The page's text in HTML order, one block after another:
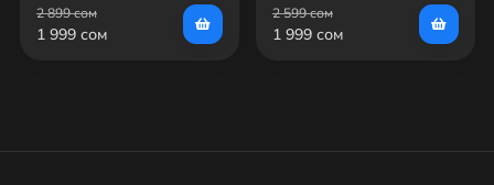
2 899 сом
1 999 сом
2 599 сом
1 999 сом